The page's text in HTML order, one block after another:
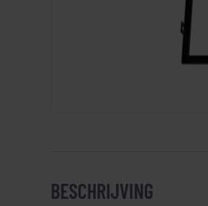
BESCHRIJVING